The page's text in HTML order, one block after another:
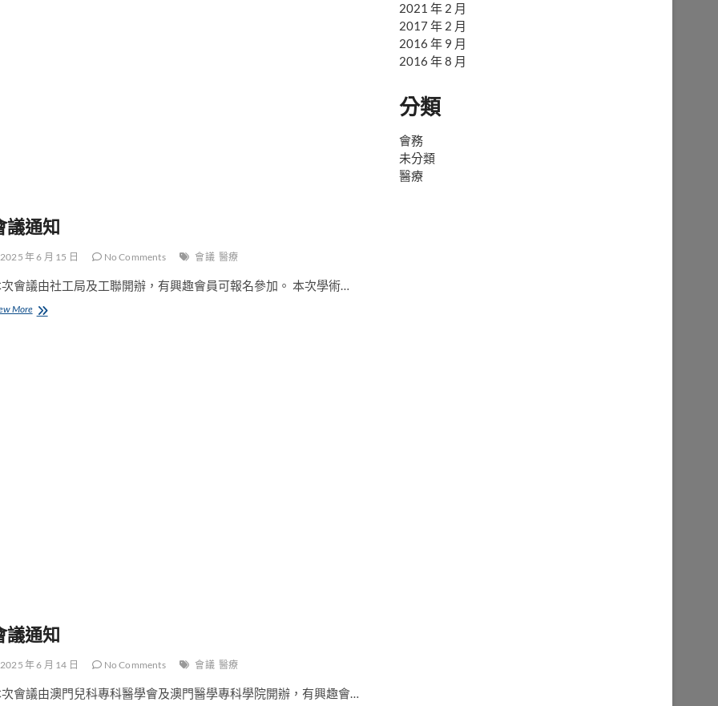
議通知
年 6 月 15 日 No Comments 會議 醫療
會議由社工局及工聯開辦，有興趣會員可報名參加。 本次學術…
More會
議通知
年 6 月 14 日 No Comments 會議 醫療
會議由澳門兒科專科醫學會及澳門醫學專科學院開辦，有興趣會…
2021 年 2 月
2017 年 2 月
2016 年 9 月
2016 年 8 月
分類
會務
未分類
醫療